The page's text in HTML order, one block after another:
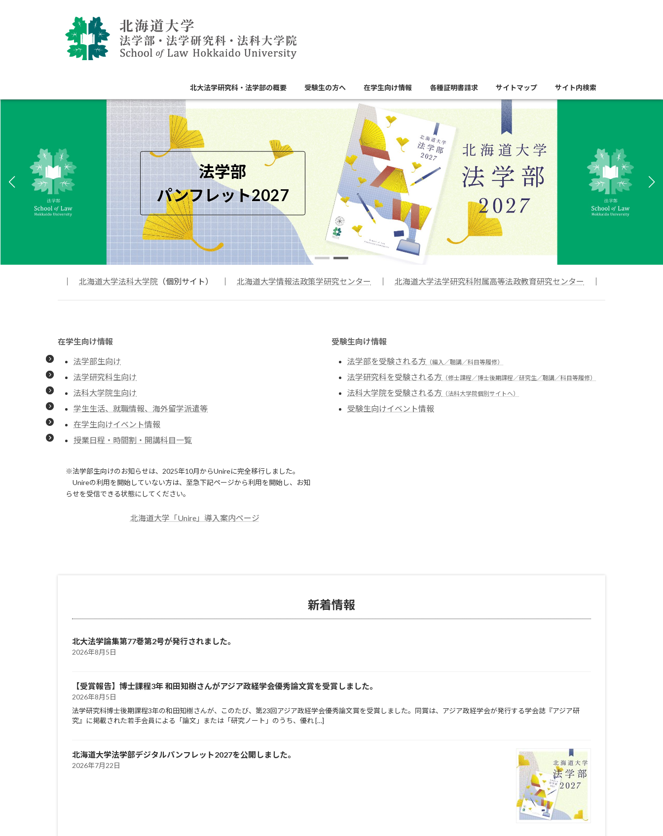
ッ
移
北大法学研究科・法学部の概要 受験生の方へ 在学生向け情報 各種証明書請求 サイトマップ サイト内検索
法科大学院
パンフレット2027
法学部
パンフレット2027
北海道大学法科大学院 （個別サイト） ｜ 北海道大学情報法政策学研究センター 北海道大学法学研究科附属高等法政教育研究センター
在学生向け情報
法学部生向け
法学研究科生向け
法科大学院生向け
学生生活、就職情報、海外留学派遣等
在学生向けイベント情報
授業日程・時間割・開講科目一覧
※法学部生向けのお知らせは、2025年10月からUnireに完全移行しました。
Unireの利用を開始していない方は、至急下記ページから利用を開始し、お知
らせを受信できる状態にしてください。
北海道大学「Unire」導入案内ページ
受験生向け情報
法学部を受験される方 （編入／聴講／科目等履修）
法学研究科を受験される方 （修士課程／博士後期課程／研究生／聴講／科目等履修）
法科大学院を受験される方 （法科大学院個別サイトへ）
受験生向けイベント情報
新着情報
北大法学論集第77巻第2号が発行されました。
2026年8月5日
【受賞報告】博士課程3年 和田知樹さんがアジア政経学会優秀論文賞を受賞しました。
2026年8月5日
法学研究科博士後期課程3年の和田知樹さんが、このたび、第23回アジア政経学会優秀論文賞を受賞しました。同賞は、アジア政経学会が発行する学会誌『アジア研
究』に掲載された若手会員による「論文」または「研究ノート」のうち、優れ […]
北海道大学法学部デジタルパンフレット2027を公開しました。
2026年7月22日